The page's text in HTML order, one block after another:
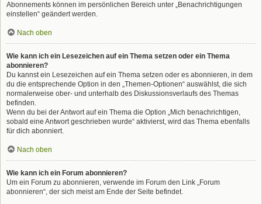
Abonnements können im persönlichen Bereich unter „Benachrichtigungen
einstellen“ geändert werden.
Nach oben
Wie kann ich ein Lesezeichen auf ein Thema setzen oder ein Thema
abonnieren?
Du kannst ein Lesezeichen auf ein Thema setzen oder es abonnieren, in dem
du die entsprechende Option in den „Themen-Optionen“ auswählst, die sich
normalerweise ober- und unterhalb des Diskussionsverlaufs des Themas
befinden.
Wenn du bei der Antwort auf ein Thema die Option „Mich benachrichtigen,
sobald eine Antwort geschrieben wurde“ aktivierst, wird das Thema ebenfalls
für dich abonniert.
Nach oben
Wie kann ich ein Forum abonnieren?
Um ein Forum zu abonnieren, verwende im Forum den Link „Forum
abonnieren“, der sich meist am Ende der Seite befindet.